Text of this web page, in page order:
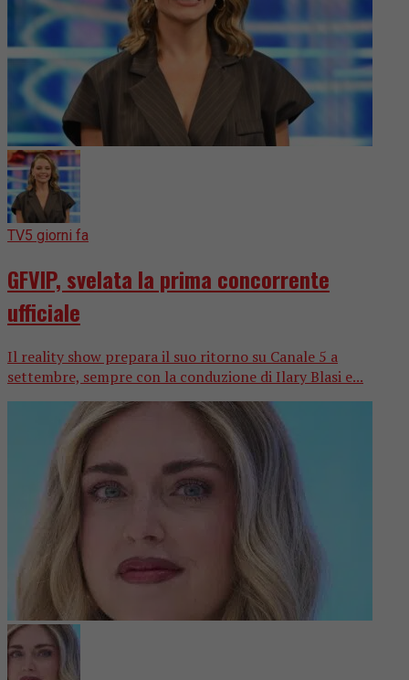
TV5 giorni fa
GFVIP, svelata la prima concorrente
ufficiale
Il reality show prepara il suo ritorno su Canale 5 a
settembre, sempre con la conduzione di Ilary Blasi e...